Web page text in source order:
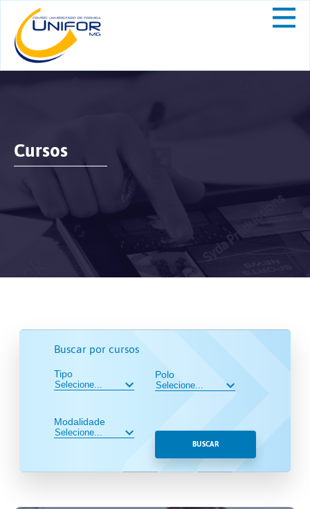
Cursos
Buscar por cursos
Tipo
Modalidade
Polo
BUSCAR